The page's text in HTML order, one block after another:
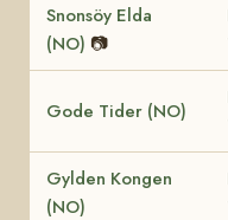
Snonsöy Elda
(NO) 📷
Gode Tider (NO)
Gylden Kongen
(NO)